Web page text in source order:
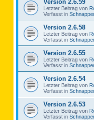
Version 2.6.59
Letzter Beitrag von
Verfasst in
Version 2.6.58
Letzter Beitrag von
Verfasst in
Version 2.6.55
Letzter Beitrag von
Verfasst in
Version 2.6.54
Letzter Beitrag von
Verfasst in
Version 2.6.53
Letzter Beitrag von
Verfasst in